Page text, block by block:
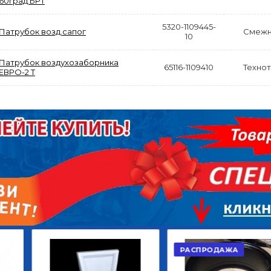
ДИСК СЦЕПЛЕНИЯ
ВЕДОМЫЙ КЛАССИК
2 422,40
В КОРЗИНУ
КРУГ ПОВОРОТНЫЙ
10*12ОТВ., Д.102*86
Г.КАЗАНЬ
29 668,20 Р
В КОРЗИНУ
Патрубок возд.сапог
5320-1109445-
10
Патрубок воздухозаборника
ЕВРО-2 Т
65116-1109410
РАСПРОДАЖА АКЦИЯ